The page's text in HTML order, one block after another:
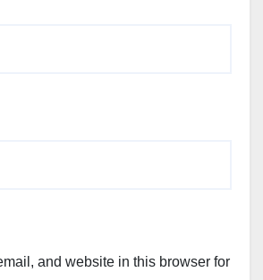
and website in this browser for